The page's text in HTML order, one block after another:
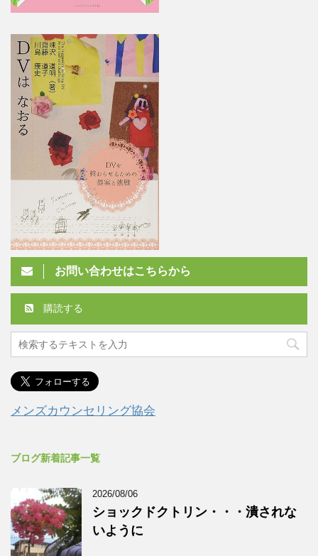
お問い合わせはこちらから
購読する
メンズカウンセリング協会
ブログ新着記事一覧
2026/08/06
ショックドクトリン・・・潰されな
いように